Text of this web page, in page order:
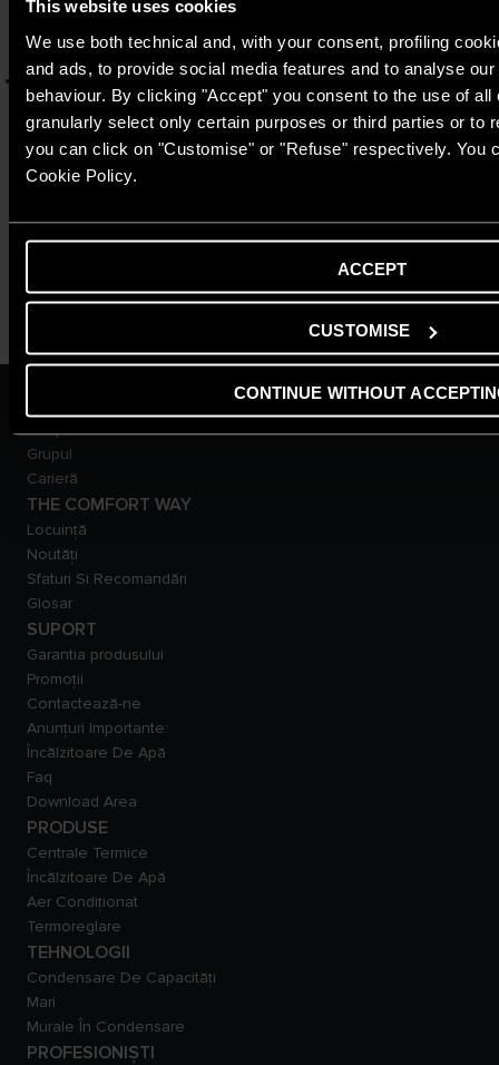
This website uses cookies
We use both technical and, with your consent, profiling
and ads, to provide social media features and to analyse
behaviour. By clicking "Accept" you consent to the use of all
granularly select only certain purposes or third parties or to
you can click on "Customise" or "Refuse" respectively. You
Cookie Policy.
ACCEPT
CUSTOMISE
CONTINUE WITHOUT
Alege Calibrare automată (Automatic Calibration).
Selectează tipul de gaz utilizat:
0 = Gaz natural (setare fabrică)
1 = LPG
2 = G230 (FR)
3 = G130 (IT)
activa Calibrare automată”.
Despre Noi
Grupul
Carieră
THE COMFORT WAY
Locuință
Noutăți
Sfaturi Si Recomandări
Glosar
SUPORT
Garantia produsului
Promoții
Contactează-ne
Anunțuri Importante:
Încălzitoare De Apă
Faq
Download Area
PRODUSE
Centrale Termice
Încălzitoare De Apă
Aer Condiționat
Termoreglare
TEHNOLOGII
Condensare De Capacităţi
Mari
Murale În Condensare
PROFESIONIȘTI